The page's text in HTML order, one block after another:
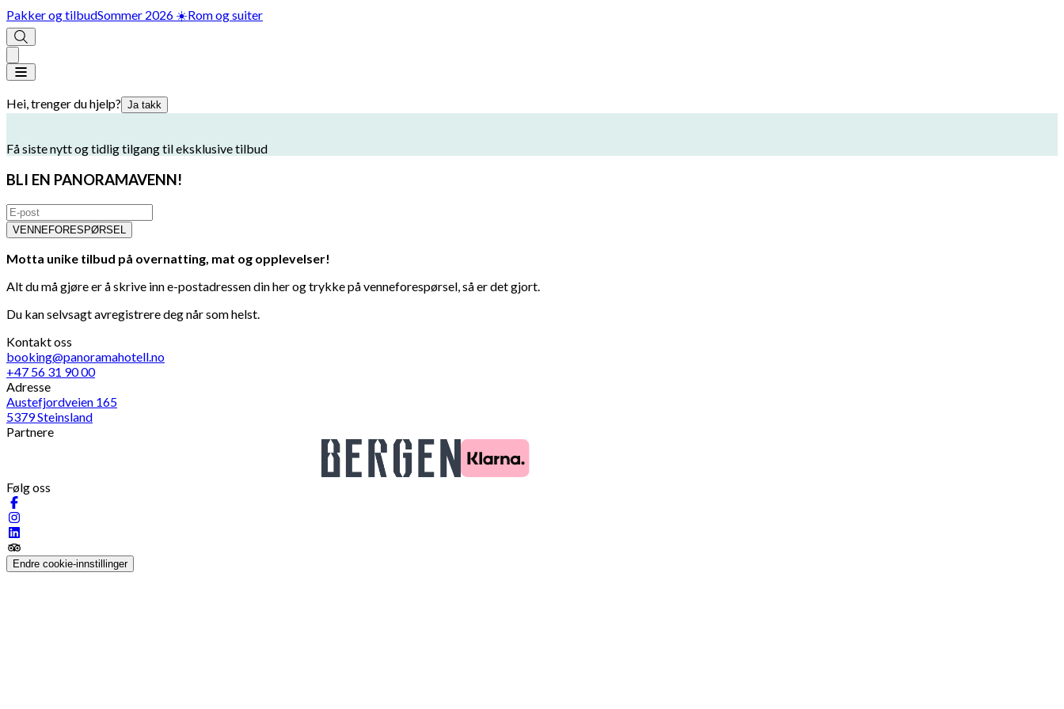
Pakker og tilbudSommer 2026 ☀️Rom og suiter
Hei, trenger du hjelp? Ja takk
Få siste nytt og tidlig tilgang til eksklusive tilbud
BLI EN PANORAMAVENN!
VENNEFORESPØRSEL
Motta unike tilbud på overnatting, mat og opplevelser!
Alt du må gjøre er å skrive inn e-postadressen din her og trykke på venneforespørsel, så er det gjort.
Du kan selvsagt avregistrere deg når som helst.
Kontakt oss
booking@panoramahotell.no
+47 56 31 90 00
Adresse
Austefjordveien 165
5379 Steinsland
Partnere
Følg oss
Endre cookie-innstillinger